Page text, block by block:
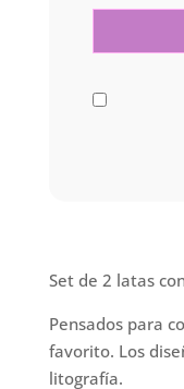
Set de 2 latas
Pensados para
favorito. Los
litografía.